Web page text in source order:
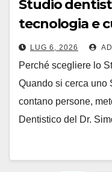
Studio
tecnologia e
Marziali
LUG 6, 2026
Perché scegliere lo
Quando si cerca uno
contano persone,
Dentistico del Dr.